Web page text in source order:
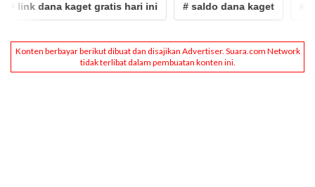
dana kaget gratis hari ini # saldo dana kaget